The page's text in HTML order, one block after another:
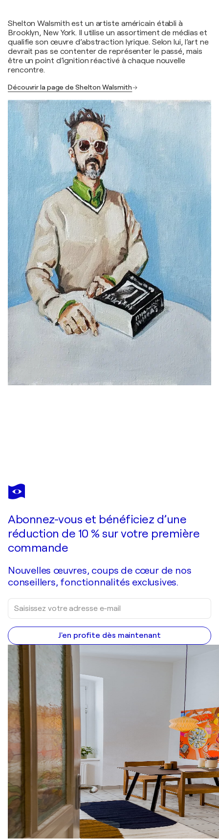
Shelton Walsmith est un artiste américain établi à
Brooklyn, New York. Il utilise un assortiment de médias et
qualifie son œuvre d’abstraction lyrique. Selon lui, l’art ne
devrait pas se contenter de représenter le passé, mais
être un point d’ignition réactivé à chaque nouvelle
rencontre.
Découvrir la page de Shelton Walsmith
SHELTON WALSMITH
Naysayers Unite!
Abonnez-vous et bénéficiez d’une
réduction de 10 % sur votre première
commande
Nouvelles œuvres, coups de cœur de nos
conseillers, fonctionnalités exclusives.
J'en profite dès maintenant